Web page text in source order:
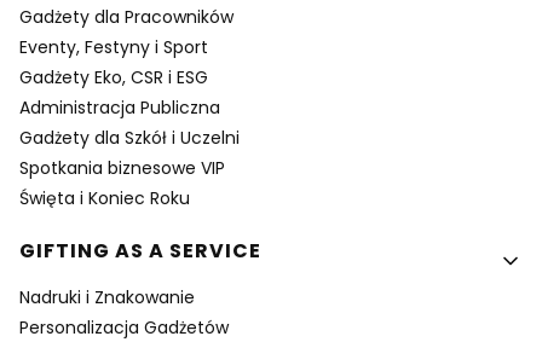
Gadżety dla Pracowników
Eventy, Festyny i Sport
Gadżety Eko, CSR i ESG
Administracja Publiczna
Gadżety dla Szkół i Uczelni
Spotkania biznesowe VIP
Święta i Koniec Roku
GIFTING AS A SERVICE
Nadruki i Znakowanie
Personalizacja Gadżetów